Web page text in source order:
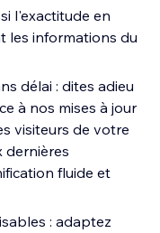
l'exactitude en
les informations du
délai : dites adieu
à nos mises à jour
visiteurs de votre
dernières
fluide et
: adaptez